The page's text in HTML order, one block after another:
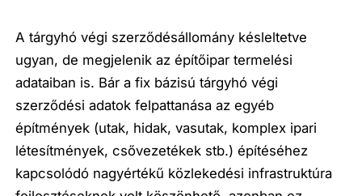
A tárgyhó végi szerződésállomány késleltetve
ugyan, de megjelenik az építőipar termelési
adataiban is. Bár a fix bázisú tárgyhó végi
szerződési adatok felpattanása az egyéb
építmények (utak, hidak, vasutak, komplex ipari
létesítmények, csővezetékek stb.) építéséhez
kapcsolódó nagyértékű közlekedési infrastruktúra